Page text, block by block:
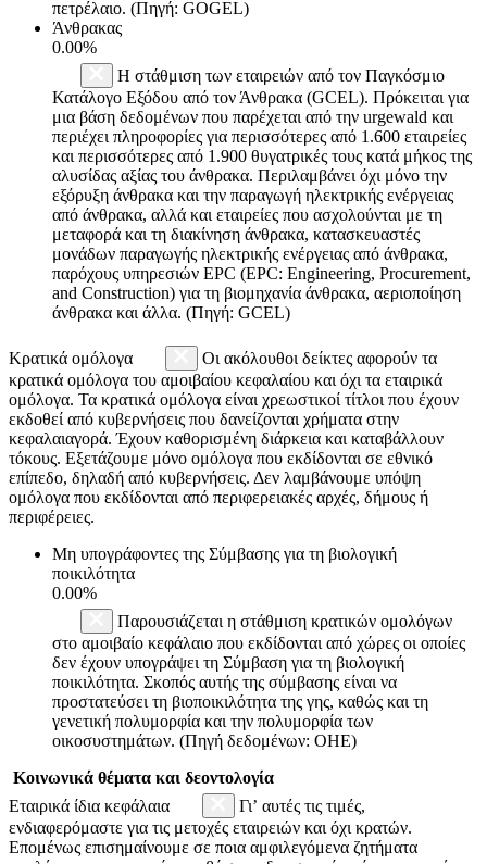
πετρέλαιο. (Πηγή: GOGEL)
Άνθρακας
0.00%
Η στάθμιση των εταιρειών από τον Παγκόσμιο
Κατάλογο Εξόδου από τον Άνθρακα (GCEL). Πρόκειται για
μια βάση δεδομένων που παρέχεται από την urgewald και
περιέχει πληροφορίες για περισσότερες από 1.600 εταιρείες
και περισσότερες από 1.900 θυγατρικές τους κατά μήκος της
αλυσίδας αξίας του άνθρακα. Περιλαμβάνει όχι μόνο την
εξόρυξη άνθρακα και την παραγωγή ηλεκτρικής ενέργειας
από άνθρακα, αλλά και εταιρείες που ασχολούνται με τη
μεταφορά και τη διακίνηση άνθρακα, κατασκευαστές
μονάδων παραγωγής ηλεκτρικής ενέργειας από άνθρακα,
παρόχους υπηρεσιών EPC (EPC: Engineering, Procurement,
and Construction) για τη βιομηχανία άνθρακα, αεριοποίηση
άνθρακα και άλλα. (Πηγή: GCEL)
Κρατικά ομόλογα
Οι ακόλουθοι δείκτες αφορούν τα
κρατικά ομόλογα του αμοιβαίου κεφαλαίου και όχι τα εταιρικά
ομόλογα. Τα κρατικά ομόλογα είναι χρεωστικοί τίτλοι που έχουν
εκδοθεί από κυβερνήσεις που δανείζονται χρήματα στην
κεφαλαιαγορά. Έχουν καθορισμένη διάρκεια και καταβάλλουν
τόκους. Εξετάζουμε μόνο ομόλογα που εκδίδονται σε εθνικό
επίπεδο, δηλαδή από κυβερνήσεις. Δεν λαμβάνουμε υπόψη
ομόλογα που εκδίδονται από περιφερειακές αρχές, δήμους ή
περιφέρειες.
Μη υπογράφοντες της Σύμβασης για τη βιολογική
ποικιλότητα
0.00%
Παρουσιάζεται η στάθμιση κρατικών ομολόγων
στο αμοιβαίο κεφάλαιο που εκδίδονται από χώρες οι οποίες
δεν έχουν υπογράψει τη Σύμβαση για τη βιολογική
ποικιλότητα. Σκοπός αυτής της σύμβασης είναι να
προστατεύσει τη βιοποικιλότητα της γης, καθώς και τη
γενετική πολυμορφία και την πολυμορφία των
οικοσυστημάτων. (Πηγή δεδομένων: ΟΗΕ)
Κοινωνικά θέματα και δεοντολογία
Εταιρικά ίδια κεφάλαια
Γι’ αυτές τις τιμές,
ενδιαφερόμαστε για τις μετοχές εταιρειών και όχι κρατών.
Επομένως επισημαίνουμε σε ποια αμφιλεγόμενα ζητήματα